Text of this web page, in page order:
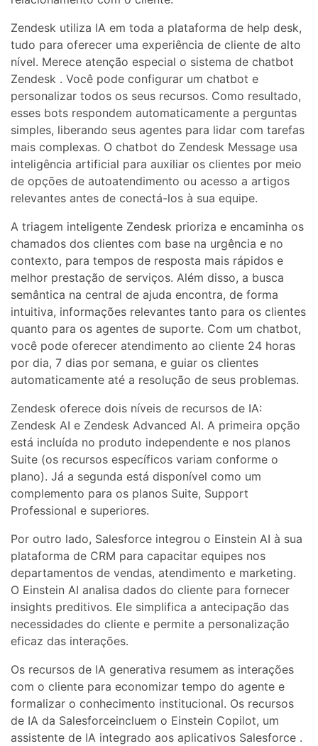
Zendesk utiliza IA em toda a plataforma de help desk,
tudo para oferecer uma experiência de cliente de alto
nível. Merece atenção especial o sistema de chatbot
Zendesk . Você pode configurar um chatbot e
personalizar todos os seus recursos. Como resultado,
esses bots respondem automaticamente a perguntas
simples, liberando seus agentes para lidar com tarefas
mais complexas. O chatbot do Zendesk Message usa
inteligência artificial para auxiliar os clientes por meio
de opções de autoatendimento ou acesso a artigos
relevantes antes de conectá-los à sua equipe.
A triagem inteligente Zendesk prioriza e encaminha os
chamados dos clientes com base na urgência e no
contexto, para tempos de resposta mais rápidos e
melhor prestação de serviços. Além disso, a busca
semântica na central de ajuda encontra, de forma
intuitiva, informações relevantes tanto para os clientes
quanto para os agentes de suporte. Com um chatbot,
você pode oferecer atendimento ao cliente 24 horas
por dia, 7 dias por semana, e guiar os clientes
automaticamente até a resolução de seus problemas.
Zendesk oferece dois níveis de recursos de IA:
Zendesk AI e Zendesk Advanced AI. A primeira opção
está incluída no produto independente e nos planos
Suite (os recursos específicos variam conforme o
plano). Já a segunda está disponível como um
complemento para os planos Suite, Support
Professional e superiores.
Por outro lado, Salesforce integrou o Einstein AI à sua
plataforma de CRM para capacitar equipes nos
departamentos de vendas, atendimento e marketing.
O Einstein AI analisa dados do cliente para fornecer
insights preditivos. Ele simplifica a antecipação das
necessidades do cliente e permite a personalização
eficaz das interações.
Os recursos de IA generativa resumem as interações
com o cliente para economizar tempo do agente e
formalizar o conhecimento institucional. Os recursos
de IA da Salesforceincluem o Einstein Copilot, um
assistente de IA integrado aos aplicativos Salesforce .